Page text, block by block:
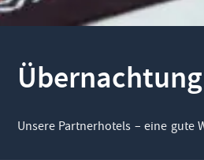
Unsere Partnerhotels – eine gute